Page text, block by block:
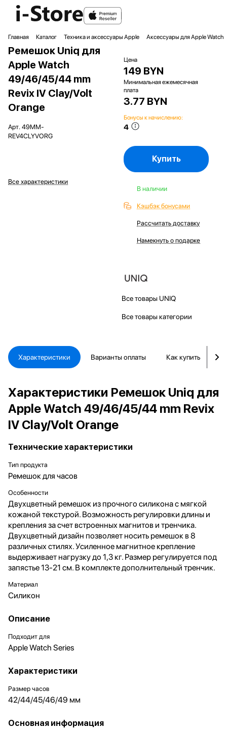
Главная Каталог Техника и аксессуары Apple Аксессуары для Apple Watch
Ремешок Uniq для
Apple Watch
49/46/45/44 mm
Revix IV Clay/Volt
Orange
Арт. 49MM-
REV4CLYVORG
Все характеристики
Цена
149 BYN
Минимальная ежемесячная
плата
3.77 BYN
Бонусы к начислению:
4
Купить
В наличии
Кэшбэк бонусами
Рассчитать доставку
Намекнуть о подарке
Все товары UNIQ
Все товары категории
Характеристики Варианты оплаты Как купить
Характеристики Ремешок Uniq для
Apple Watch 49/46/45/44 mm Revix
IV Clay/Volt Orange
Технические характеристики
Тип продукта
Ремешок для часов
Особенности
Двухцветный ремешок из прочного силикона с мягкой
кожаной текстурой. Возможность регулировки длины и
крепления за счет встроенных магнитов и тренчика.
Двухцветный дизайн позволяет носить ремешок в 8
различных стилях. Усиленное магнитное крепление
выдерживает нагрузку до 1,3 кг. Размер регулируется под
запястье 13-21 см. В комплекте дополнительный тренчик.
Материал
Силикон
Описание
Подходит для
Apple Watch Series
Характеристики
Размер часов
42/44/45/46/49 мм
Основная информация